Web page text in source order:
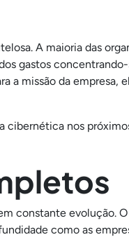
A maioria das
gastos
a missão da empresa,
cibernética nos
constante evolução.
como as